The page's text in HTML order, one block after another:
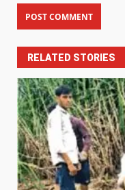
RELATED STORIES